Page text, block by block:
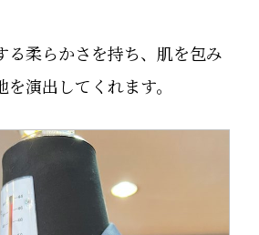
る柔らかさを持ち、肌を包み
演出してくれます。